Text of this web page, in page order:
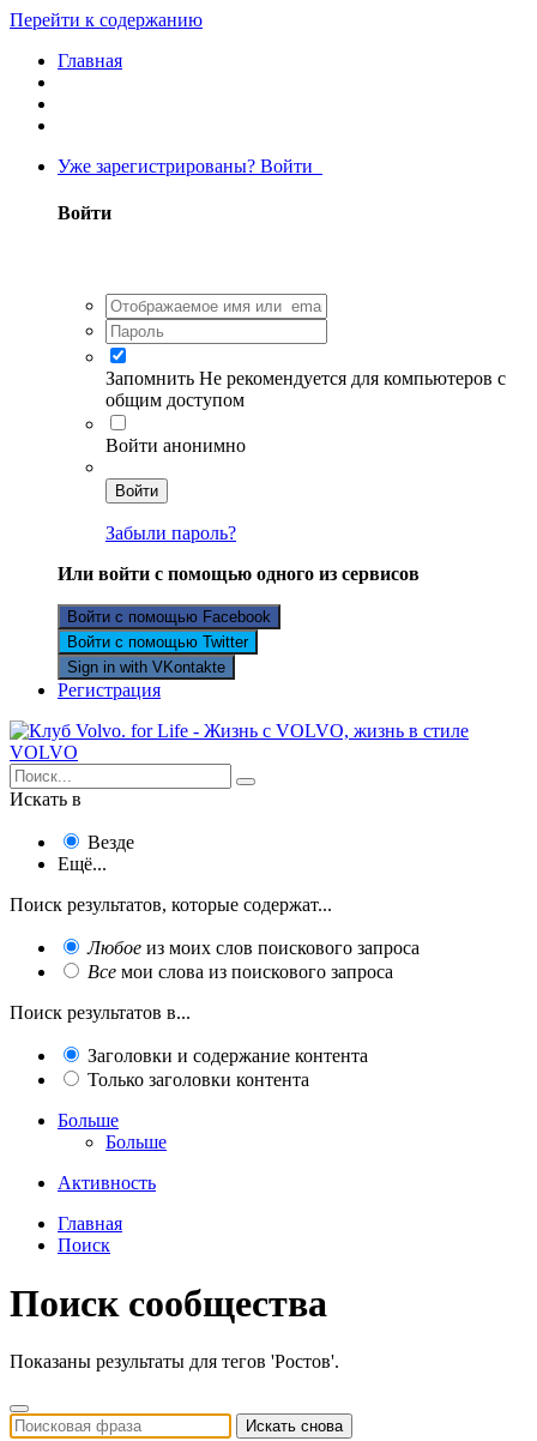
Перейти к содержанию
Главная
Уже зарегистрированы? Войти
Войти
Запомнить Не рекомендуется для компьютеров с
общим доступом
Войти анонимно
Войти
Забыли пароль?
Или войти с помощью одного из сервисов
Войти с помощью Facebook
Войти с помощью Twitter
Sign in with VKontakte
Регистрация
Искать в
Везде
Ещё...
Поиск результатов, которые содержат...
Любое из моих слов поискового запроса
Все мои слова из поискового запроса
Поиск результатов в...
Заголовки и содержание контента
Только заголовки контента
Больше
Больше
Активность
Главная
Поиск
Поиск сообщества
Показаны результаты для тегов 'Ростов'.
Искать снова